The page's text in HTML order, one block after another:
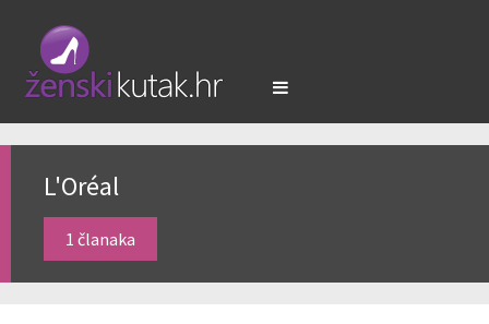
L'Oréal
1 članaka